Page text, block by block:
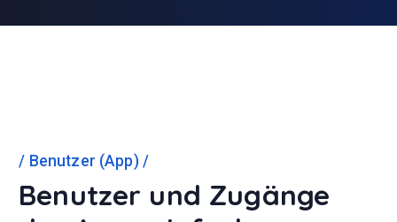
Benutzer (App)
Benutzer und Zugänge